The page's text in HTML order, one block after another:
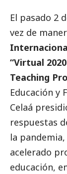
El pasado 2
vez de
“Virtual
Teaching
Educación y
Celaá
respuestas
la
acelerado
educación,